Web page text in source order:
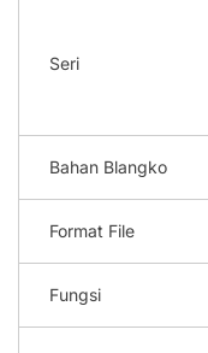
Seri
Bahan Blangko
Format File
Fungsi